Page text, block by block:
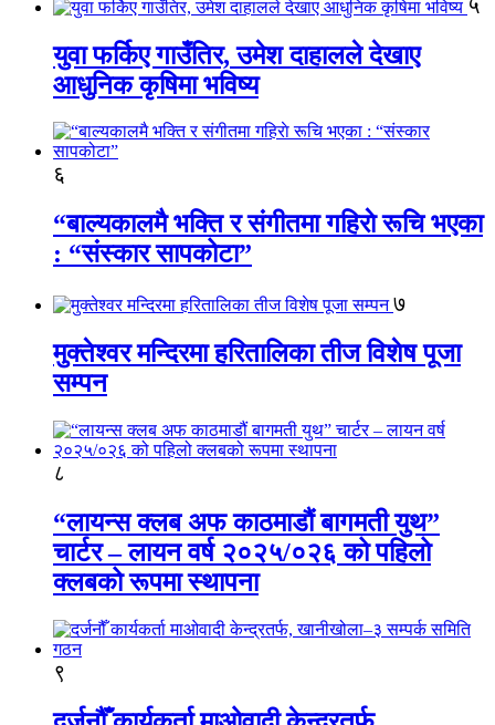
५
युवा फर्किए गाउँतिर, उमेश दाहालले देखाए
आधुनिक कृषिमा भविष्य
६
“बाल्यकालमै भक्ति र संगीतमा गहिराे रूचि भएका
: “संस्कार सापकोटा”
७
मुक्तेश्वर मन्दिरमा हरितालिका तीज विशेष पूजा
सम्पन
८
“लायन्स क्लब अफ काठमाडौं बागमती युथ”
चार्टर – लायन वर्ष २०२५/०२६ को पहिलो
क्लबको रूपमा स्थापना
९